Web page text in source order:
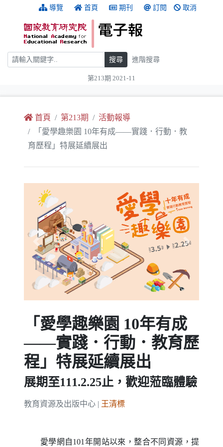
跳到主要內容 導覽 首頁 期刊 訂閱 取消
搜尋 搜尋 進階搜尋
第213期 2021-11
首頁 第213期
活動報導
「愛學趣樂園 10年有成——實踐．行動．教
育歷程」特展延續展出
Previous Next
「愛學趣樂園 10年有成
——實踐．行動．教育歷
程」特展延續展出
展期至111.2.25止，歡迎蒞臨體驗
教育資源及出版中心 | 王清標
愛學網自101年開站以來，整合不同資源，提